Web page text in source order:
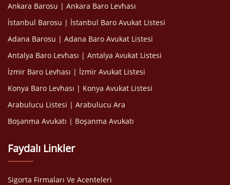
Ankara Barosu | Ankara Baro Levhası
İstanbul Barosu | İstanbul Baro Avukat Listesi
Adana Barosu | Adana Baro Avukat Listesi
Antalya Baro Levhası | Antalya Avukat Listesi
İzmir Baro Levhası | İzmir Avukat Listesi
Konya Baro Levhası | Konya Avukat Listesi
Arabulucu Listesi | Arabulucu Ara
Boşanma Avukatı | Boşanma Avukatı
Faydalı Linkler
Sigorta Firmaları Ve Acenteleri